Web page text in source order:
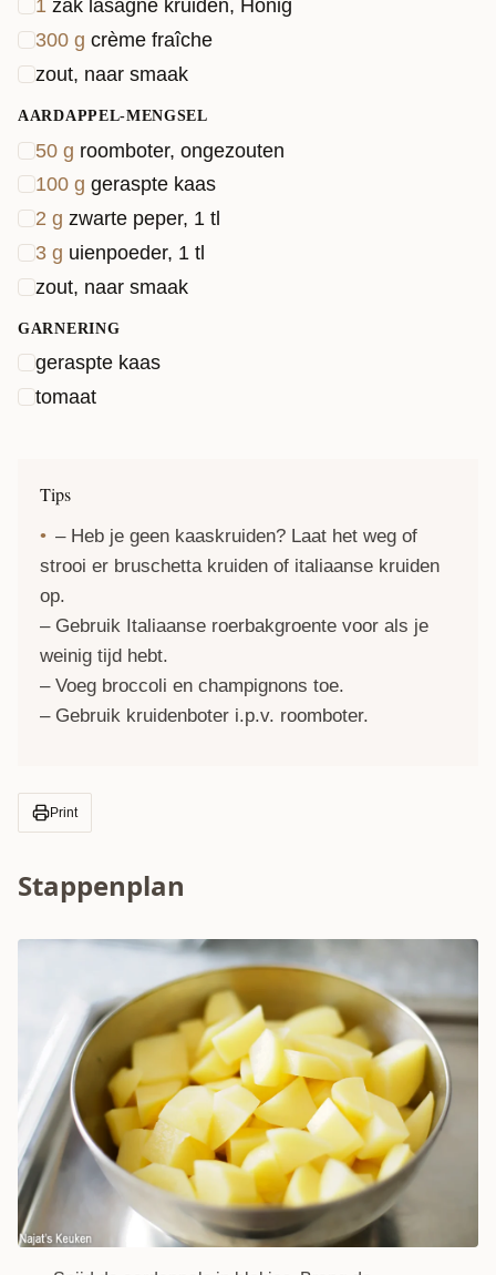
1 zak lasagne kruiden, Honig
300 g crème fraîche
zout, naar smaak
AARDAPPEL-MENGSEL
50 g roomboter, ongezouten
100 g geraspte kaas
2 g zwarte peper, 1 tl
3 g uienpoeder, 1 tl
zout, naar smaak
GARNERING
geraspte kaas
tomaat
Tips
– Heb je geen kaaskruiden? Laat het weg of
strooi er bruschetta kruiden of italiaanse kruiden
op.
– Gebruik Italiaanse roerbakgroente voor als je
weinig tijd hebt.
– Voeg broccoli en champignons toe.
– Gebruik kruidenboter i.p.v. roomboter.
Print
Stappenplan